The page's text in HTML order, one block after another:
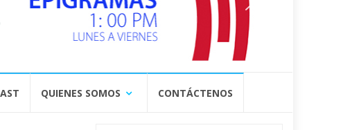
QUIENES SOMOS CONTÁCTENOS